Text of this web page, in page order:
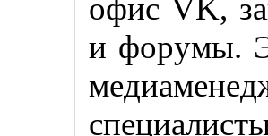
офис VK,
и форумы.